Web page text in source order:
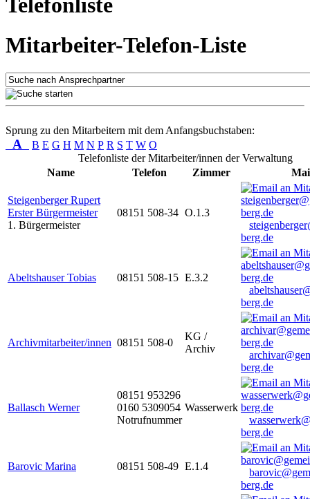
Mitarbeiter-Telefon-Liste
Sprung zu den Mitarbeitern mit dem Anfangsbuchstaben:
A B E G H M N P R S T W O
Telefonliste der Mitarbeiter/innen der Verwaltung
Name
Telefon Zimmer
Steigenberger Rupert
Erster Bürgermeister
1. Bürgermeister
08151 508-34 O.1.3
berg.de
Abeltshauser Tobias 08151 508-15 E.3.2
berg.de
Archivmitarbeiter/innen 08151 508-0
KG /
Archiv
berg.de
Ballasch Werner
08151 953296
0160 5309054
Notrufnummer
Wasserwerk
berg.de
Barovic Marina 08151 508-49 E.1.4
berg.de